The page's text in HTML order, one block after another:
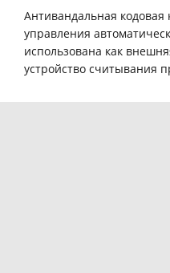
Антивандальная кодовая
управления
использована как
устройство считывания